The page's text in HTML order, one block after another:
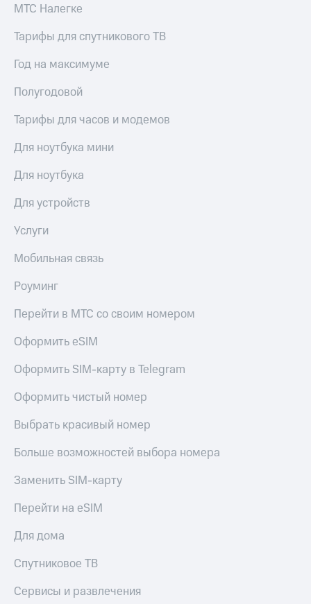
МТС Налегке
Тарифы для спутникового ТВ
Год на максимуме
Полугодовой
Тарифы для часов и модемов
Для ноутбука мини
Для ноутбука
Для устройств
Услуги
Мобильная связь
Роуминг
Перейти в МТС со своим номером
Оформить eSIM
Оформить SIM-карту в Telegram
Оформить чистый номер
Выбрать красивый номер
Больше возможностей выбора номера
Заменить SIM-карту
Перейти на eSIM
Для дома
Спутниковое ТВ
Сервисы и развлечения